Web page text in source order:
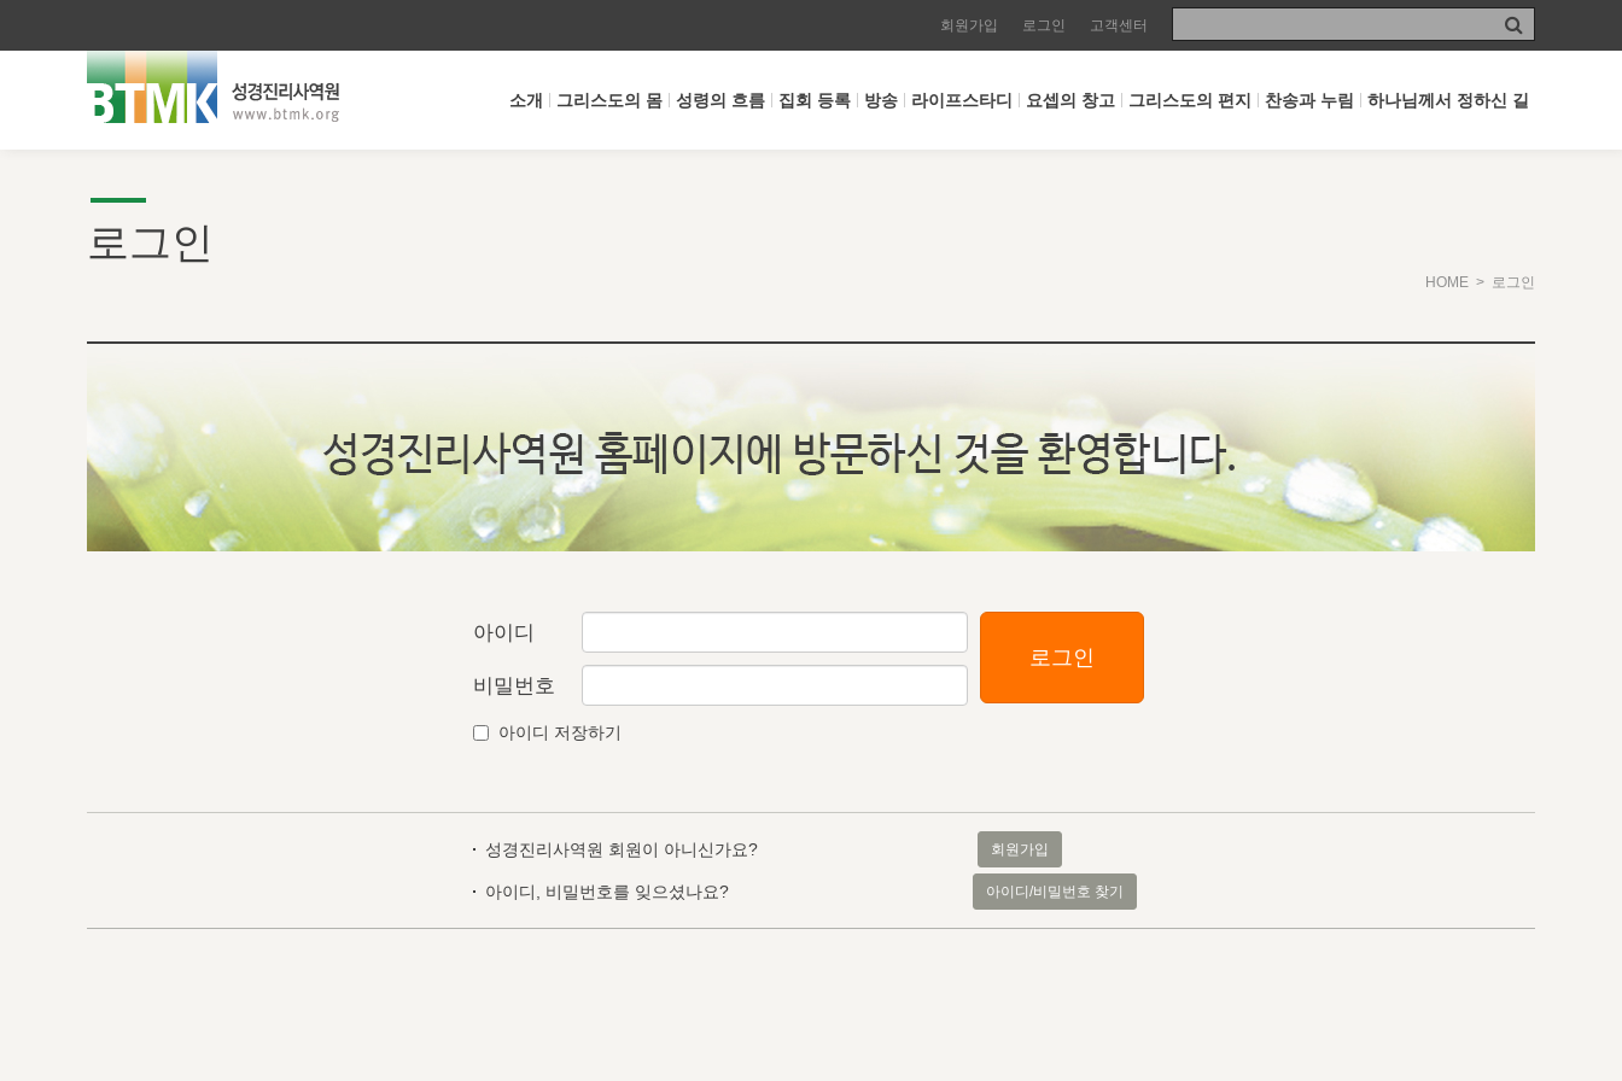
회원가입 로그인 고객센터
소개 그리스도의 몸 성령의 흐름 집회 등록 방송 라이프스타디 요셉의 창고 그리스도의 편지 찬송과 누림 하나님께서 정하신 길
로그인
HOME > 로그인
아이디
비밀번호
로그인
아이디 저장하기
성경진리사역원 회원이 아니신가요? 회원가입
아이디, 비밀번호를 잊으셨나요? 아이디/비밀번호 찾기